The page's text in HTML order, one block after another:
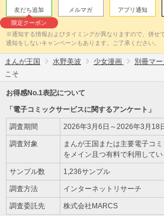
友だち追加
限定クーポン
メルマガ アプリ通知
※通知する情報およびタイミングが異なりますので、併せ
通知をしないキャンペーンもあります。ご了承ください。
まんが王国 水野美波 少女漫画 別冊マー
こそ
お得感No.1表記について
「電子コミックサービスに関するアンケート」
調査期間 2026年3月6日～2026年3月18
調査対象
まんが王国または主要電子コ
をメイン且つ有料で利用して
サンプル数 1,236サンプル
調査方法 インターネットリサーチ
調査委託先 株式会社MARCS